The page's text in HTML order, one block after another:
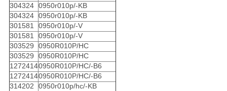
304324 0950r010p/-KB
304324 0950r010p/-KB
301581
0950r010p/-V
301581
0950r010p/-V
303529
0950R010P/HC
303529
0950R010P/HC
12724140950R010P/HC/-B6
12724140950R010P/HC/-B6
314202
0950r010p/hc/-KB